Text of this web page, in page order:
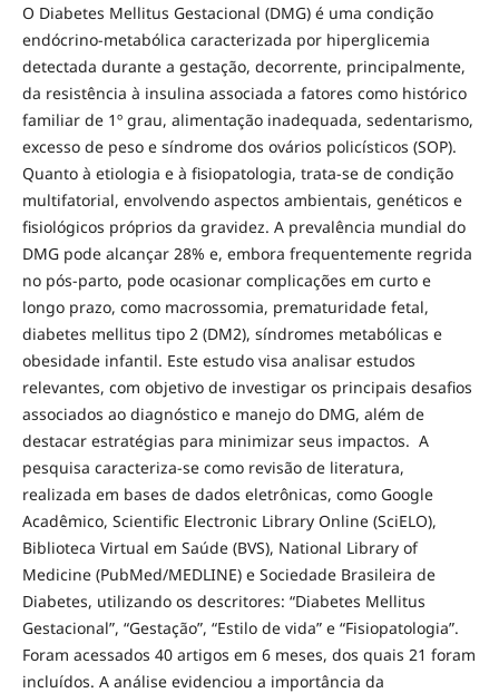
O Diabetes Mellitus Gestacional (DMG) é uma condição
endócrino-metabólica caracterizada por hiperglicemia
detectada durante a gestação, decorrente, principalmente,
da resistência à insulina associada a fatores como histórico
familiar de 1º grau, alimentação inadequada, sedentarismo,
excesso de peso e síndrome dos ovários policísticos (SOP).
Quanto à etiologia e à fisiopatologia, trata-se de condição
multifatorial, envolvendo aspectos ambientais, genéticos e
fisiológicos próprios da gravidez. A prevalência mundial do
DMG pode alcançar 28% e, embora frequentemente regrida
no pós-parto, pode ocasionar complicações em curto e
longo prazo, como macrossomia, prematuridade fetal,
diabetes mellitus tipo 2 (DM2), síndromes metabólicas e
obesidade infantil. Este estudo visa analisar estudos
relevantes, com objetivo de investigar os principais desafios
associados ao diagnóstico e manejo do DMG, além de
destacar estratégias para minimizar seus impactos. A
pesquisa caracteriza-se como revisão de literatura,
realizada em bases de dados eletrônicas, como Google
Acadêmico, Scientific Electronic Library Online (SciELO),
Biblioteca Virtual em Saúde (BVS), National Library of
Medicine (PubMed/MEDLINE) e Sociedade Brasileira de
Diabetes, utilizando os descritores: “Diabetes Mellitus
Gestacional”, “Gestação”, “Estilo de vida” e “Fisiopatologia”.
Foram acessados 40 artigos em 6 meses, dos quais 21 foram
incluídos. A análise evidenciou a importância da